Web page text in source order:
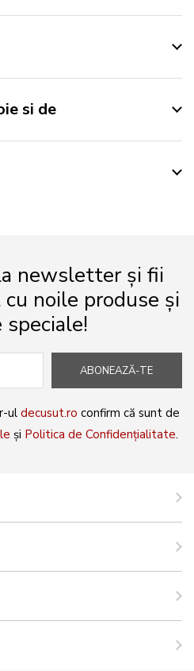
si de
newsletter și fii
noile produse și
ABONEAZĂ-TE
uldecusut.ro confirm că sunt de
și Politica de Confidențialitate.